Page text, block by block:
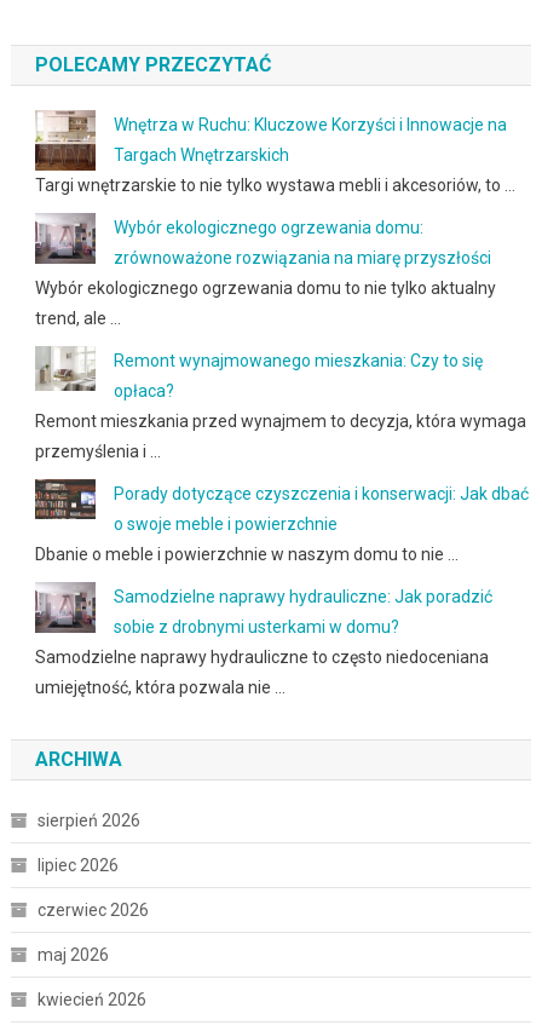
POLECAMY PRZECZYTAĆ
Wnętrza w Ruchu: Kluczowe Korzyści i Innowacje na
Targach Wnętrzarskich
Targi wnętrzarskie to nie tylko wystawa mebli i akcesoriów, to …
Wybór ekologicznego ogrzewania domu:
zrównoważone rozwiązania na miarę przyszłości
Wybór ekologicznego ogrzewania domu to nie tylko aktualny
trend, ale …
Remont wynajmowanego mieszkania: Czy to się
opłaca?
Remont mieszkania przed wynajmem to decyzja, która wymaga
przemyślenia i …
Porady dotyczące czyszczenia i konserwacji: Jak dbać
o swoje meble i powierzchnie
Dbanie o meble i powierzchnie w naszym domu to nie …
Samodzielne naprawy hydrauliczne: Jak poradzić
sobie z drobnymi usterkami w domu?
Samodzielne naprawy hydrauliczne to często niedoceniana
umiejętność, która pozwala nie …
ARCHIWA
sierpień 2026
lipiec 2026
czerwiec 2026
maj 2026
kwiecień 2026